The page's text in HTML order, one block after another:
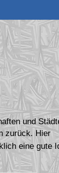
und
zurück. Hier
eine gute